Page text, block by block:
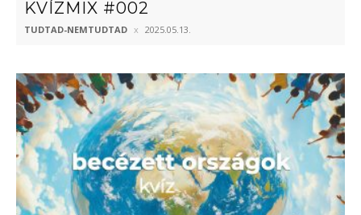
KVÍZMIX #002
TUDTAD-NEMTUDTAD 2025.05.13.